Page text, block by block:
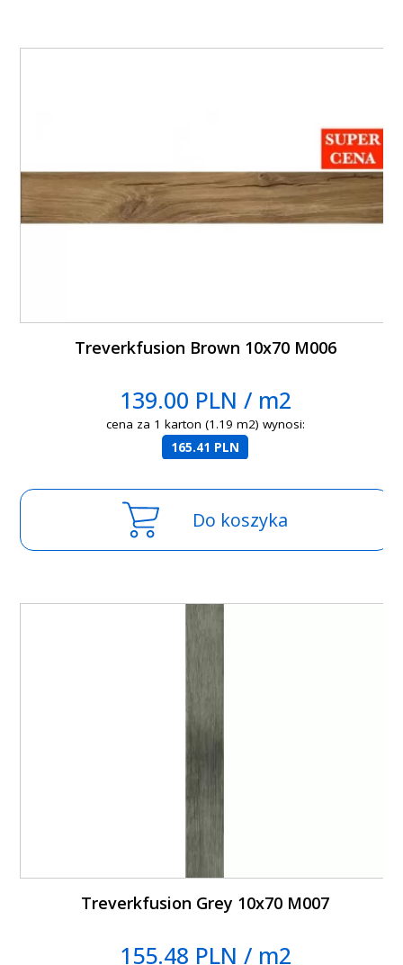
Treverkfusion Brown 10x70 M006
139.00 PLN / m2
cena za 1 karton (1.19 m2) wynosi:
165.41 PLN
Do koszyka
Treverkfusion Grey 10x70 M007
155.48 PLN / m2